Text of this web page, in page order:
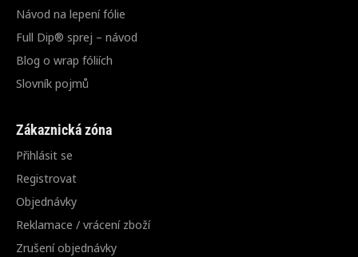
Návod na lepení fólie
Full Dip® sprej – návod
Blog o wrap fóliích
Slovník pojmů
Zákaznická zóna
Přihlásit se
Registrovat
Objednávky
Reklamace / vrácení zboží
Zrušení objednávky